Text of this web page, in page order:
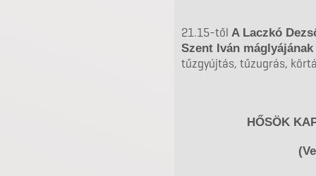
21.15-től A Laczkó
Szent Iván
tűzgyújtás, tűzugrás,
HŐSÖK